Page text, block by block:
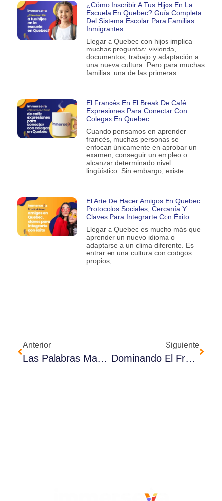
¿Cómo Inscribir A Tus Hijos En La
Escuela En Quebec? Guía Completa
Del Sistema Escolar Para Familias
Inmigrantes
Llegar a Quebec con hijos implica
muchas preguntas: vivienda,
documentos, trabajo y adaptación a
una nueva cultura. Pero para muchas
familias, una de las primeras
El Francés En El Break De Café:
Expresiones Para Conectar Con
Colegas En Quebec
Cuando pensamos en aprender
francés, muchas personas se
enfocan únicamente en aprobar un
examen, conseguir un empleo o
alcanzar determinado nivel
lingüístico. Sin embargo, existe
El Arte De Hacer Amigos En Quebec:
Protocolos Sociales, Cercanía Y
Claves Para Integrarte Con Éxito
Llegar a Quebec es mucho más que
aprender un nuevo idioma o
adaptarse a un clima diferente. Es
entrar en una cultura con códigos
propios,
Anterior
Las Palabras Mas Difíciles De Pronunciar En Francés
Siguiente
Dominando El Francés: Tu Pasaporte A Canadá